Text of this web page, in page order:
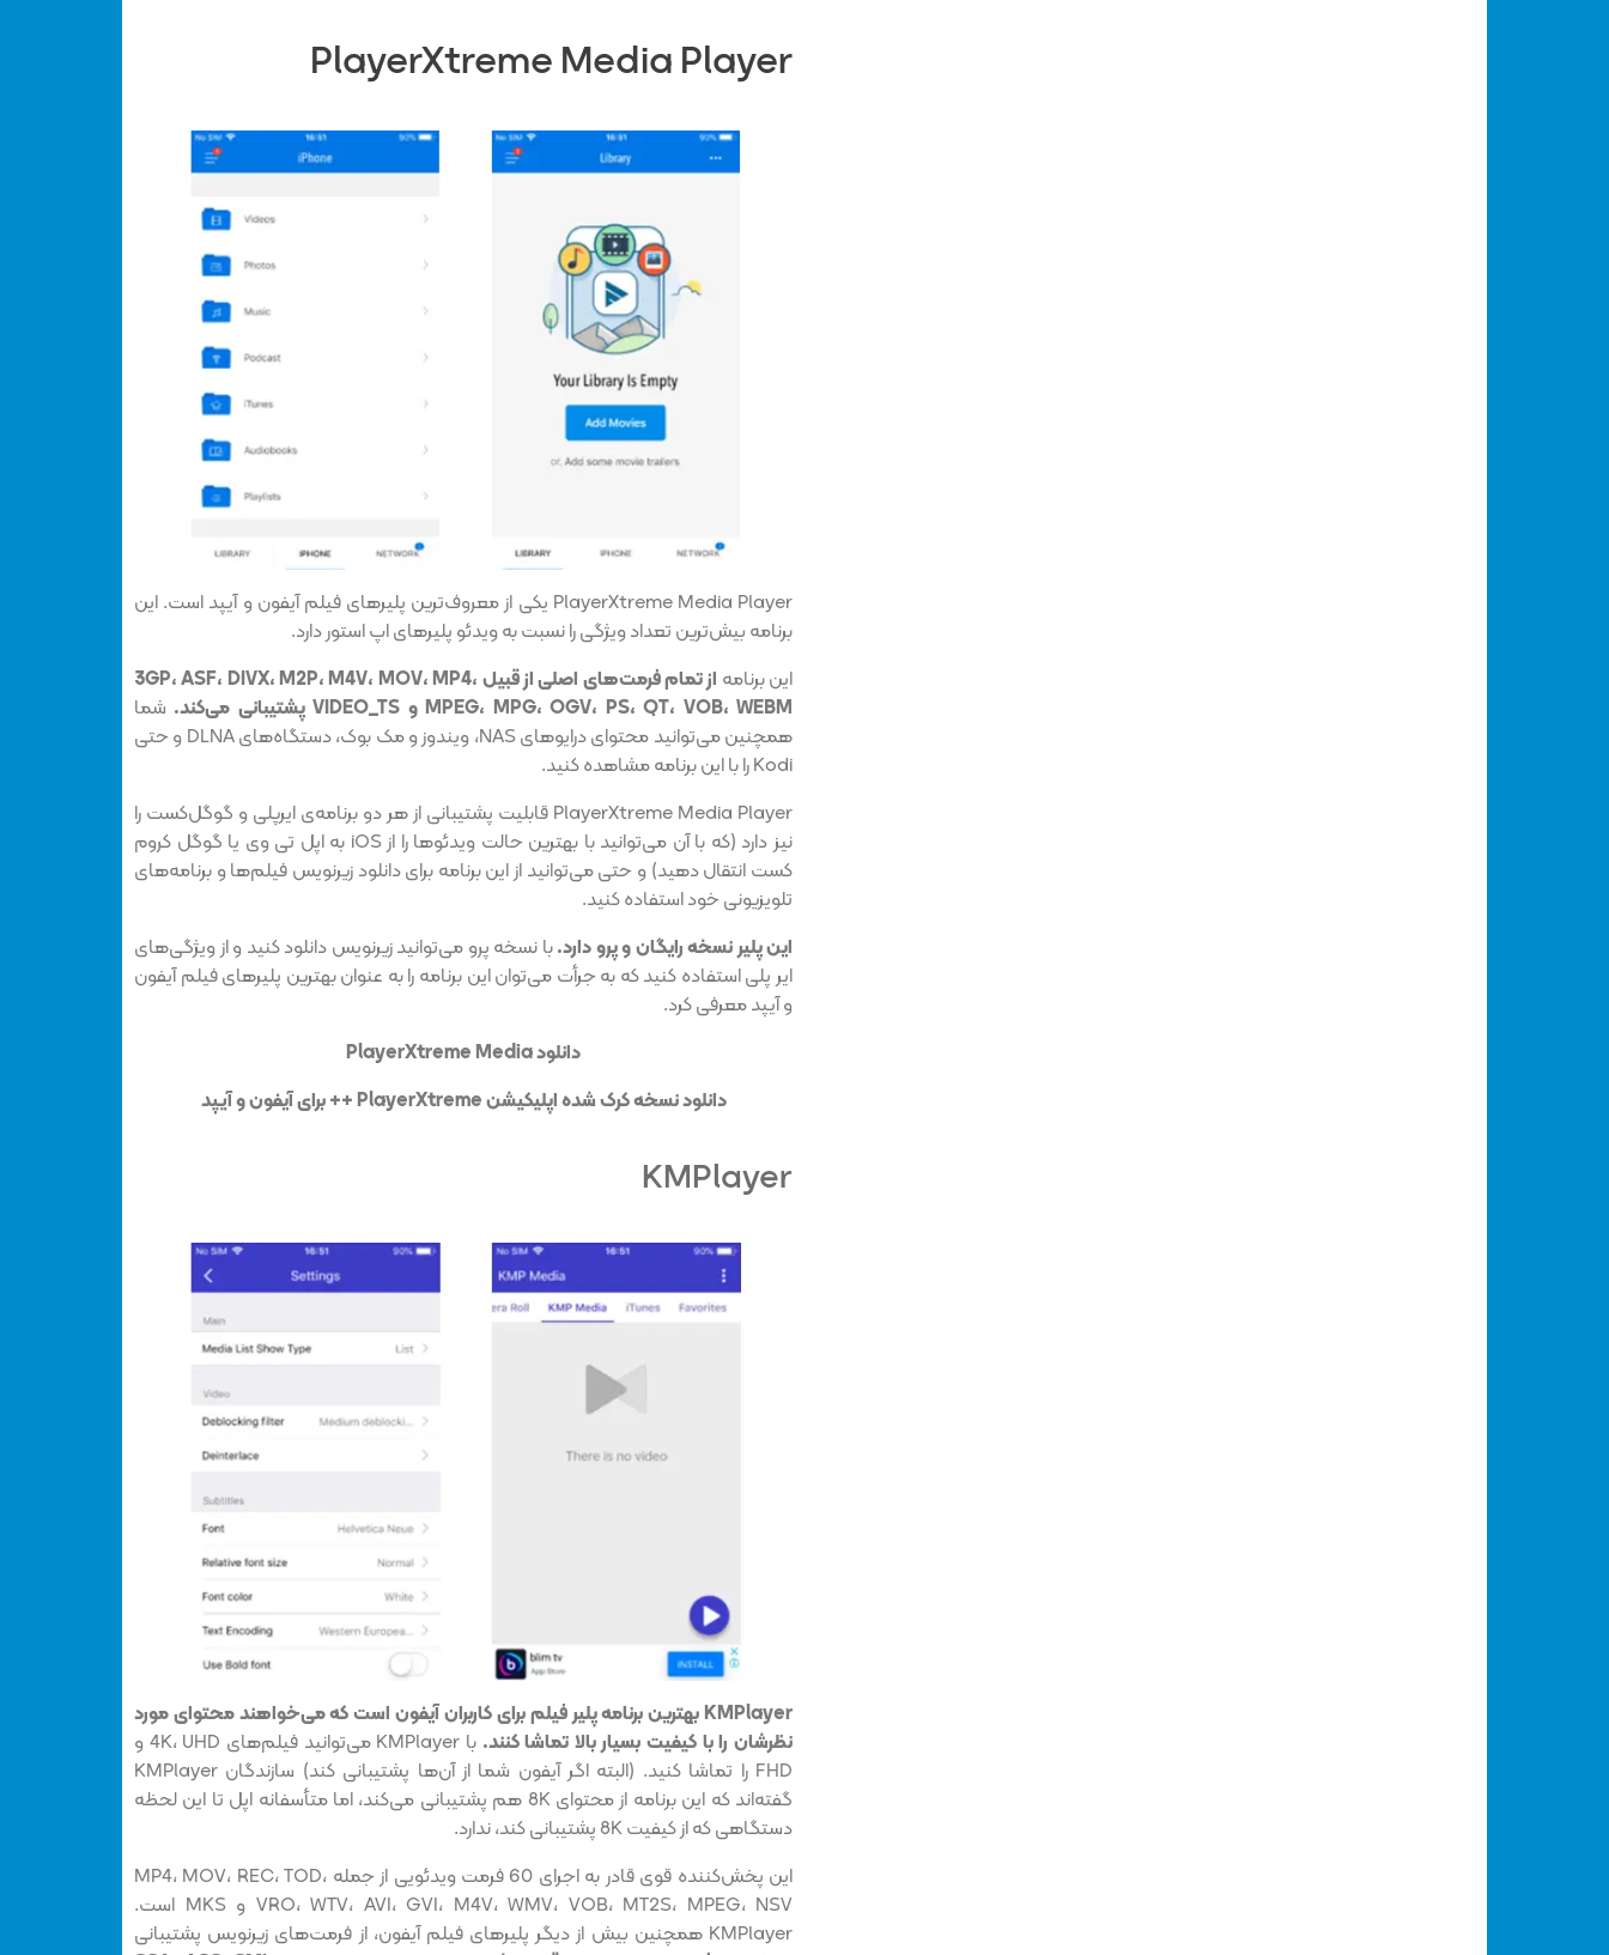
PlayerXtreme Media Player
PlayerXtreme Media Player یکی از معروف‌ترین پلیرهای فیلم آیفون و آیپد است. این
برنامه بیش‌ترین تعداد ویژگی‌ را نسبت به ویدئو پلیرهای اپ استور دارد.
این برنامه
از تمام فرمت‌های اصلی از قبیل 3GP، ASF، DIVX، M2P، M4V، MOV، MP4،
MPEG، MPG، OGV، PS، QT، VOB، WEBM و VIDEO_TS پشتیبانی می‌کند.
شما
همچنین می‌توانید محتوای درایوهای NAS، ویندوز و مک بوک، دستگاه‌های DLNA و حتی
Kodi را با این برنامه مشاهده کنید.
PlayerXtreme Media Player قابلیت پشتیبانی از هر دو برنامه‌ی ایرپلی و گوگل‌کست را
نیز دارد (که با آن می‌توانید با بهترین حالت ویدئوها را از iOS به اپل تی وی یا گوگل کروم
کست انتقال دهید) و حتی می‌توانید از این برنامه برای دانلود زیرنویس فیلم‌ها و برنامه‌های
تلویزیونی‌ خود استفاده کنید.
این پلیر نسخه رایگان و پرو دارد.با نسخه پرو می‌توانید زیرنویس دانلود کنید و از ویژگی‌های
ایر پلی استفاده کنید که به جرأت می‌توان این برنامه را به عنوان بهترین پلیرهای فیلم آیفون
و آیپد معرفی کرد.
دانلود PlayerXtreme Media
دانلود نسخه کرک شده اپلیکیشن PlayerXtreme ++ برای آیفون و آیپد
KMPlayer
KMPlayer بهترین برنامه پلیر فیلم برای کاربران آیفون است که می‌خواهند محتوای مورد
نظرشان را با کیفیت بسیار بالا تماشا کنند.
با KMPlayer می‌توانید فیلم‌های 4K، UHD و
FHD را تماشا کنید. (البته اگر آیفون شما از آن‌ها پشتیبانی کند) سازندگان KMPlayer
گفته‌اند که این برنامه از محتوای 8K هم پشتیبانی می‌کند، اما متأسفانه اپل تا این لحظه
دستگاهی که از کیفیت 8K پشتیبانی کند، ندارد.
این پخش‌کننده قوی قادر به اجرای 60 فرمت ویدئویی از جمله MP4، MOV، REC، TOD،
VRO، WTV، AVI، GVI، M4V، WMV، VOB، MT2S، MPEG، NSV و MKS است.
KMPlayer همچنین بیش‌ از دیگر پلیرهای فیلم آیفون، از فرمت‌های زیرنویس پشتیبانی